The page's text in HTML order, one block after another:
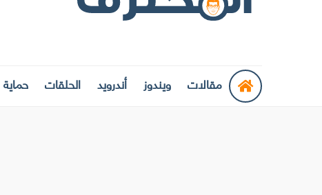
مقالات ويندوز أندرويد الحلقات حماية